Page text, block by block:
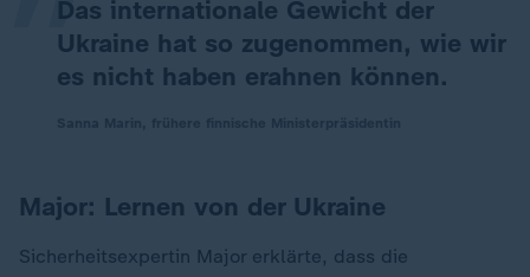
Das internationale Gewicht der
Ukraine hat so zugenommen, wie wir
es nicht haben erahnen können.
Major: Lernen von der Ukraine
Sicherheitsexpertin Major erklärte, dass die